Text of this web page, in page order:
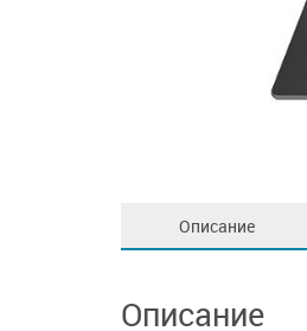
Описание
Описание